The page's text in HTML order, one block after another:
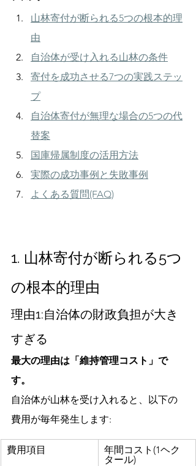
山林寄付が断られる5つの根本的理
由
自治体が受け入れる山林の条件
寄付を成功させる7つの実践ステッ
プ
自治体寄付が無理な場合の5つの代
替案
国庫帰属制度の活用方法
実際の成功事例と失敗事例
よくある質問(FAQ)
1. 山林寄付が断られる5つ
の根本的理由
理由1:自治体の財政負担が大き
すぎる
最大の理由は「維持管理コスト」で
す。
自治体が山林を受け入れると、以下の
費用が毎年発生します:
費用項目
年間コスト(1ヘク
タール)